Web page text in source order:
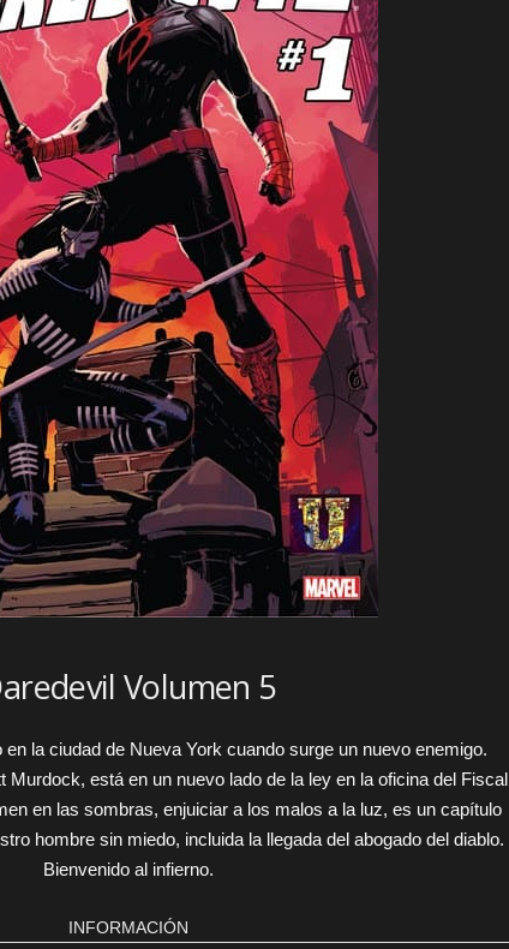
Volumen 5
la ciudad de Nueva York cuando surge un nuevo enemigo.
Murdock, está en un nuevo lado de la ley en la oficina del Fiscal
en las sombras, enjuiciar a los malos a la luz, es un capítulo
hombre sin miedo, incluida la llegada del abogado del diablo.
Bienvenido al infierno.
INFORMACIÓN